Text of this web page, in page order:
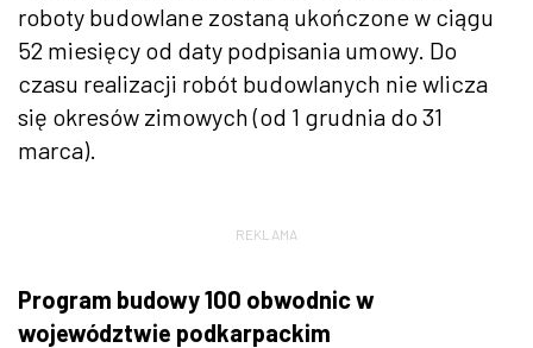
roboty budowlane zostaną ukończone w ciągu
52 miesięcy od daty podpisania umowy. Do
czasu realizacji robót budowlanych nie wlicza
się okresów zimowych (od 1 grudnia do 31
marca).
REKLAMA
Program budowy 100 obwodnic w
województwie podkarpackim